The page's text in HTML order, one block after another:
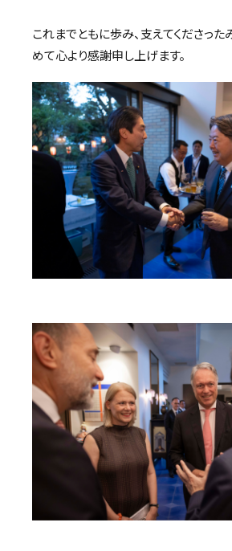
これまでともに歩み、支えてくださった
めて心より感謝申し上げます。